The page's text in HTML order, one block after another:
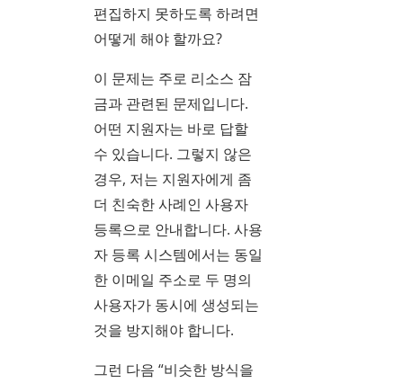
편집하지 못하도록 하려면
어떻게 해야 할까요?
이 문제는 주로 리소스 잠
금과 관련된 문제입니다.
어떤 지원자는 바로 답할
수 있습니다. 그렇지 않은
경우, 저는 지원자에게 좀
더 친숙한 사례인 사용자
등록으로 안내합니다. 사용
자 등록 시스템에서는 동일
한 이메일 주소로 두 명의
사용자가 동시에 생성되는
것을 방지해야 합니다.
그런 다음 “비슷한 방식을